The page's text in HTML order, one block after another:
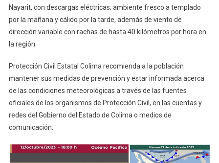
Nayarit, con descargas eléctricas; ambiente fresco a templado
por la mañana y cálido por la tarde, además de viento de
dirección variable con rachas de hasta 40 kilómetros por hora en
la región.
Protección Civil Estatal Colima recomienda a la población
mantener sus medidas de prevención y estar informada acerca
de las condiciones meteorológicas a través de las fuentes
oficiales de los organismos de Protección Civil, en las cuentas y
redes del Gobierno del Estado de Colima o medios de
comunicación.